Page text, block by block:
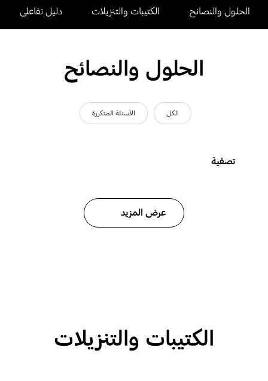
الحلول والنصائح الكتيبات والتنزيلات دليل تفاعلى
الحلول والنصائح
الكل الأسئلة المتكررة
تصفية
عرض المزيد
الكتيبات والتنزيلات